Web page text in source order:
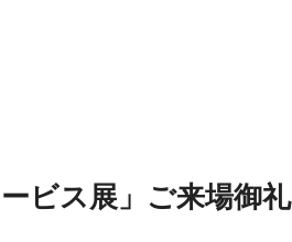
ビス展」ご来場御礼